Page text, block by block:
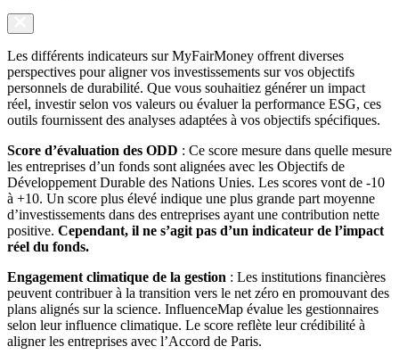
Les différents indicateurs sur MyFairMoney offrent diverses
perspectives pour aligner vos investissements sur vos objectifs
personnels de durabilité. Que vous souhaitiez générer un impact
réel, investir selon vos valeurs ou évaluer la performance ESG, ces
outils fournissent des analyses adaptées à vos objectifs spécifiques.
Score d’évaluation des ODD : Ce score mesure dans quelle mesure
les entreprises d’un fonds sont alignées avec les Objectifs de
Développement Durable des Nations Unies. Les scores vont de -10
à +10. Un score plus élevé indique une plus grande part moyenne
d’investissements dans des entreprises ayant une contribution nette
positive. Cependant, il ne s’agit pas d’un indicateur de l’impact
réel du fonds.
Engagement climatique de la gestion : Les institutions financières
peuvent contribuer à la transition vers le net zéro en promouvant des
plans alignés sur la science. InfluenceMap évalue les gestionnaires
selon leur influence climatique. Le score reflète leur crédibilité à
aligner les entreprises avec l’Accord de Paris.